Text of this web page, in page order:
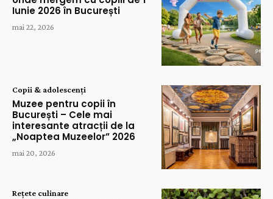
Iunie 2026 în București
mai 22, 2026
Copii & adolescenți
Muzee pentru copii în
București – Cele mai
interesante atracții de la
„Noaptea Muzeelor” 2026
mai 20, 2026
Rețete culinare